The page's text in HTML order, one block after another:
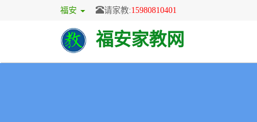
福安 请家教:15980810401
福安家教网